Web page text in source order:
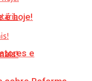
e
é hoje!